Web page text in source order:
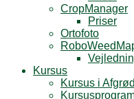
CropManager
Priser
Ortofoto
Kursus
Kursus i